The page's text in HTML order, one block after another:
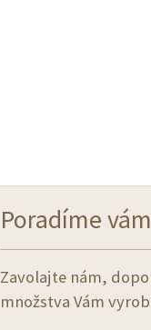
Poradíme vám
Zavolajte nám,
množstva Vám